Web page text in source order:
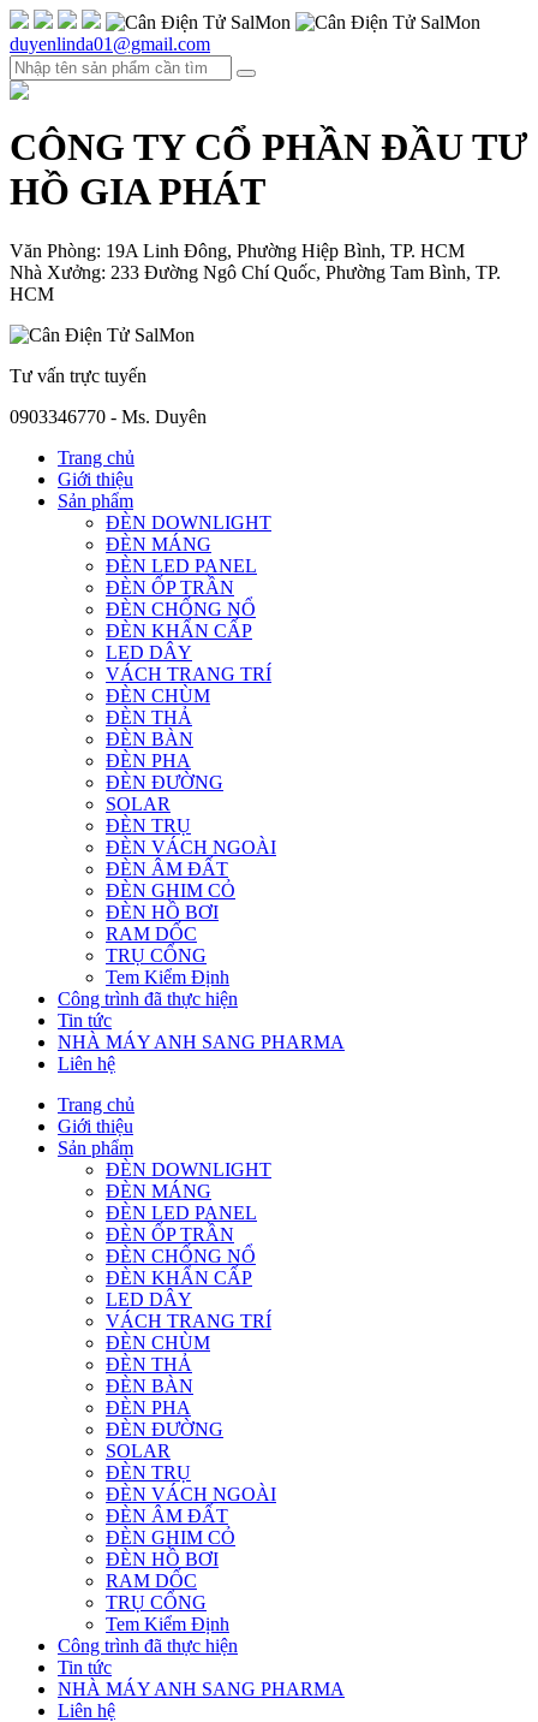
duyenlinda01@gmail.com
CÔNG TY CỔ PHẦN ĐẦU TƯ
HỒ GIA PHÁT
Văn Phòng: 19A Linh Đông, Phường Hiệp Bình, TP. HCM
Nhà Xưởng: 233 Đường Ngô Chí Quốc, Phường Tam Bình, TP.
HCM
Tư vấn trực tuyến
0903346770 - Ms. Duyên
Trang chủ
Giới thiệu
Sản phẩm
ĐÈN DOWNLIGHT
ĐÈN MÁNG
ĐÈN LED PANEL
ĐÈN ỐP TRẦN
ĐÈN CHỐNG NỔ
ĐÈN KHẨN CẤP
LED DÂY
VÁCH TRANG TRÍ
ĐÈN CHÙM
ĐÈN THẢ
ĐÈN BÀN
ĐÈN PHA
ĐÈN ĐƯỜNG
SOLAR
ĐÈN TRỤ
ĐÈN VÁCH NGOÀI
ĐÈN ÂM ĐẤT
ĐÈN GHIM CỎ
ĐÈN HỒ BƠI
RAM DỐC
TRỤ CỔNG
Tem Kiểm Định
Công trình đã thực hiện
Tin tức
NHÀ MÁY ANH SANG PHARMA
Liên hệ
Trang chủ
Giới thiệu
Sản phẩm
ĐÈN DOWNLIGHT
ĐÈN MÁNG
ĐÈN LED PANEL
ĐÈN ỐP TRẦN
ĐÈN CHỐNG NỔ
ĐÈN KHẨN CẤP
LED DÂY
VÁCH TRANG TRÍ
ĐÈN CHÙM
ĐÈN THẢ
ĐÈN BÀN
ĐÈN PHA
ĐÈN ĐƯỜNG
SOLAR
ĐÈN TRỤ
ĐÈN VÁCH NGOÀI
ĐÈN ÂM ĐẤT
ĐÈN GHIM CỎ
ĐÈN HỒ BƠI
RAM DỐC
TRỤ CỔNG
Tem Kiểm Định
Công trình đã thực hiện
Tin tức
NHÀ MÁY ANH SANG PHARMA
Liên hệ